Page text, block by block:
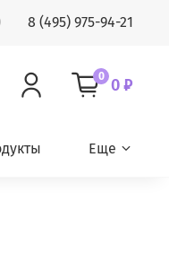
8 (495) 975-94-21
0 0 ₽
Еще